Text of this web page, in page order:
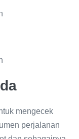
mengecek
perjalanan